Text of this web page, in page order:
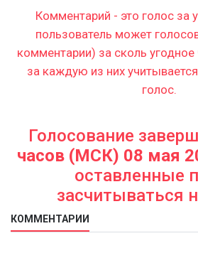
Комментарий - это голос за
пользователь может
комментарии) за сколь угодное
за каждую из них
голос.
Голосование
часов (МСК) 08 мая
оставленные
засчитываться
КОММЕНТАРИИ